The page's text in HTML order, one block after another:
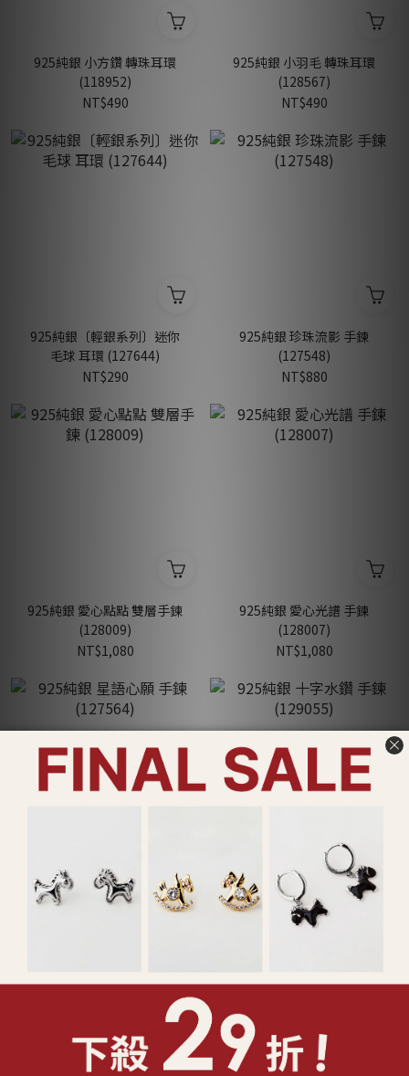
925純銀 小方鑽 轉珠耳環
(118952)
NT$490
925純銀 小羽毛 轉珠耳環
(128567)
NT$490
925純銀〔輕銀系列〕迷你
毛球 耳環 (127644)
NT$290
925純銀 珍珠流影 手鍊
(127548)
NT$880
925純銀 愛心點點 雙層手鍊
(128009)
NT$1,080
925純銀 愛心光譜 手鍊
(128007)
NT$1,080
925純銀 星語心願 手鍊
(127564)
925純銀 十字水鑽 手鍊
(129055)
NT$980